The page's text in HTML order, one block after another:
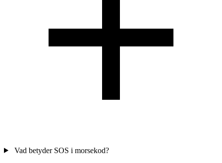
Vad betyder SOS i morsekod?